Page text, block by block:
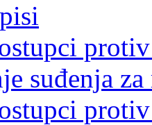
suđenja